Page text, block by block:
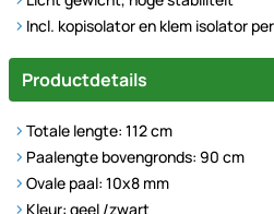
Incl. kopisolator en klem isolator
Productdetails
Totale lengte: 112 cm
Paalengte bovengronds: 90 cm
Ovale paal: 10x8 mm
Kleur: geel /zwart